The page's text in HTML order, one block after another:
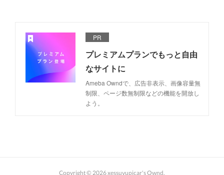
PR
プレミアムプランでもっと自由
なサイトに
Ameba Owndで、広告非表示、画像容量無
制限、ページ数無制限などの機能を開放し
よう。
Copyright © 2026xessuvupicar's Ownd.